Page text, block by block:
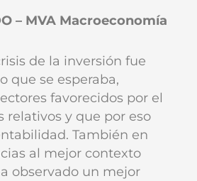
– MVA Macroeconomía
de la inversión fue
que se esperaba,
favorecidos por el
relativos y que por eso
También en
al mejor contexto
observado un mejor